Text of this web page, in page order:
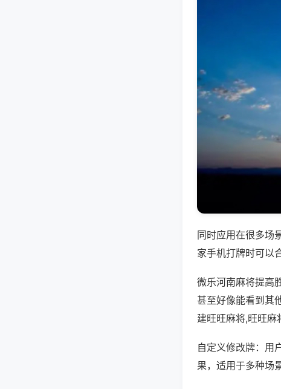
同时应用在很多场
家手机打牌时可以
微乐河南麻将提高
甚至好像能看到其
建旺旺麻将,旺旺麻
自定义修改牌：用
果，适用于多种场